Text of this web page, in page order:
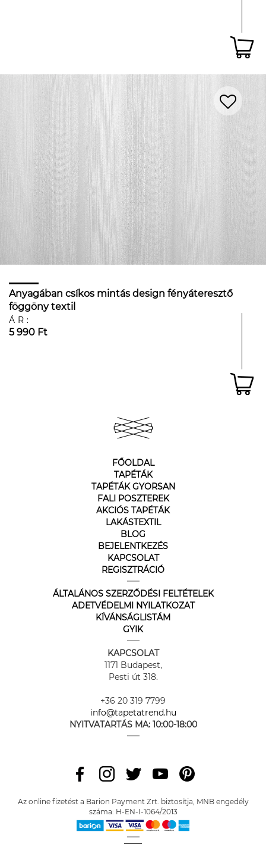
Anyagában csíkos mintás design fényáteresztő
föggöny textil
ÁR:
5 990 Ft
FŐOLDAL
TAPÉTÁK
TAPÉTÁK GYORSAN
FALI POSZTEREK
AKCIÓS TAPÉTÁK
LAKÁSTEXTIL
BLOG
BEJELENTKEZÉS
KAPCSOLAT
REGISZTRÁCIÓ
ÁLTALÁNOS SZERZŐDÉSI FELTÉTELEK
ADETVÉDELMI NYILATKOZAT
KÍVÁNSÁGLISTÁM
GYIK
KAPCSOLAT
1171 Budapest,
Pesti út 318.
+36 20 319 7799
info@tapetatrend.hu
NYITVATARTÁS MA: 10:00-18:00
Az online fizetést a Barion Payment Zrt. biztosítja, MNB engedély
száma: H-EN-I-1064/2013